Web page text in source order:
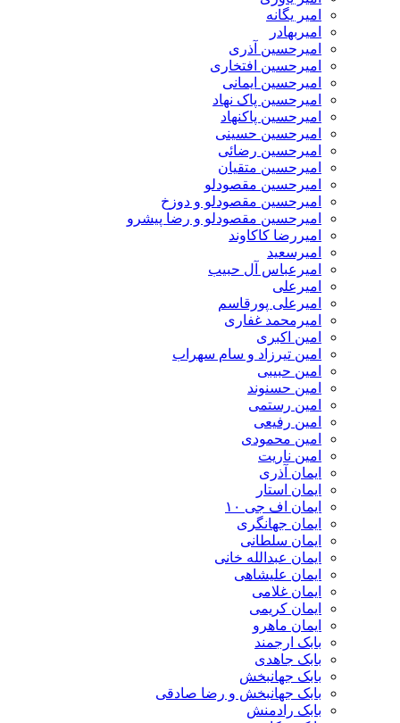
امیر یگانه
امیربهادر
امیرحسین آذری
امیرحسین افتخاری
امیرحسین ایمانی
امیرحسین پاک نهاد
امیرحسین پاکنهاد
امیرحسین حسینی
امیرحسین رضائی
امیرحسین متقیان
امیرحسین مقصودلو
امیرحسین مقصودلو و دوزخ
امیرحسین مقصودلو و رضا پیشرو
امیررضا کاکاوند
امیرسعید
امیرعباس آل حبیب
امیرعلی
امیرعلی پورقاسم
امیرمحمد غفاری
امین اکبری
امین تیرزاد و سام سهراب
امین حبیبی
امین حسنوند
امین رستمی
امین رفیعی
امین محمودی
امین ناریت
ایمان آذری
ایمان استار
ایمان اف جی ۱۰
ایمان جهانگری
ایمان سلطانی
ایمان عبدالله خانی
ایمان علیشاهی
ایمان غلامی
ایمان کریمی
ایمان ماهرو
بابک ارجمند
بابک جاهدی
بابک جهانبخش
بابک جهانبخش و رضا صادقی
بابک رادمنش